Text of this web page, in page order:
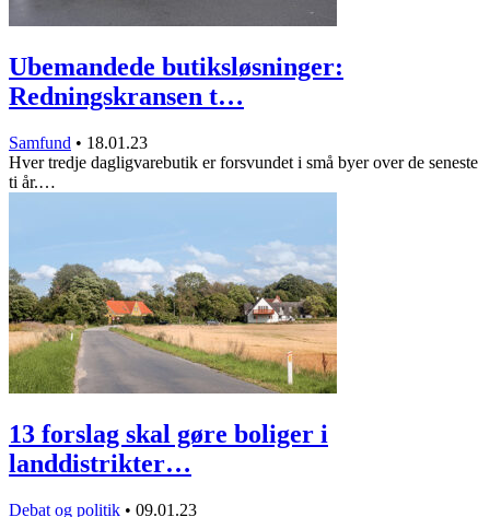
Ubemandede butiksløsninger:
Redningskransen t…
Samfund • 18.01.23
Hver tredje dagligvarebutik er forsvundet i små byer over de seneste
ti år.…
13 forslag skal gøre boliger i
landdistrikter…
Debat og politik • 09.01.23